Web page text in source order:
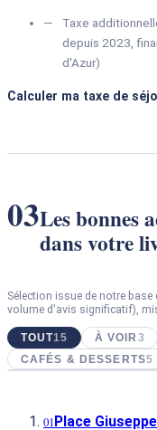
Taxe
depuis 2023,
d'Azur)
Calculer ma taxe de
03Les bonnes
dans votre
Sélection issue de notre
volume d'avis significatif),
TOUT15 À VOIR 3
CAFÉS & DESSERTS5
Place